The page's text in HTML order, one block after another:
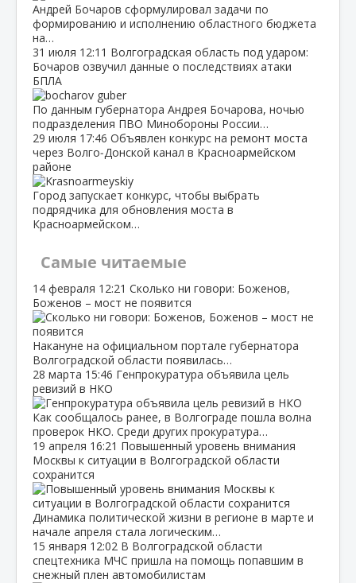
Андрей Бочаров сформулировал задачи по
формированию и исполнению областного бюджета
на…
31 июля 12:11 Волгоградская область под ударом:
Бочаров озвучил данные о последствиях атаки
БПЛА
По данным губернатора Андрея Бочарова, ночью
подразделения ПВО Минобороны России…
29 июля 17:46 Объявлен конкурс на ремонт моста
через Волго‑Донской канал в Красноармейском
районе
Город запускает конкурс, чтобы выбрать
подрядчика для обновления моста в
Красноармейском…
Самые читаемые
14 февраля 12:21 Сколько ни говори: Боженов,
Боженов – мост не появится
Накануне на официальном портале губернатора
Волгоградской области появилась…
28 марта 15:46 Генпрокуратура объявила цель
ревизий в НКО
Как сообщалось ранее, в Волгограде пошла волна
проверок НКО. Среди других прокуратура…
19 апреля 16:21 Повышенный уровень внимания
Москвы к ситуации в Волгоградской области
сохранится
Динамика политической жизни в регионе в марте и
начале апреля стала логическим…
15 января 12:02 В Волгоградской области
спецтехника МЧС пришла на помощь попавшим в
снежный плен автомобилистам